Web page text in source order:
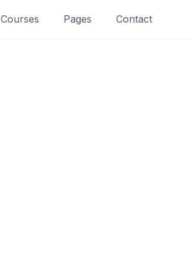
Courses Pages Contact